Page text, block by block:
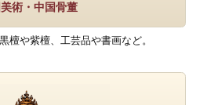
術・中国骨董
檀や紫檀、工芸品や書画など。